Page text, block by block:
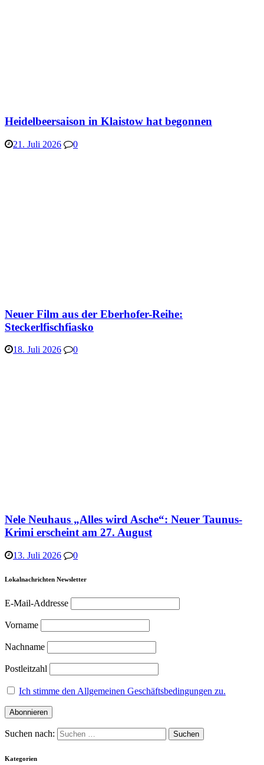
Heidelbeersaison in Klaistow hat begonnen
21. Juli 2026 0
Neuer Film aus der Eberhofer-Reihe:
Steckerlfischfiasko
18. Juli 2026 0
Nele Neuhaus „Alles wird Asche“: Neuer Taunus-
Krimi erscheint am 27. August
13. Juli 2026 0
Lokalnachrichten Newsletter
E-Mail-Addresse
Vorname
Nachname
Postleitzahl
Ich stimme den Allgemeinen Geschäftsbedingungen zu.
Suchen nach:
Kategorien